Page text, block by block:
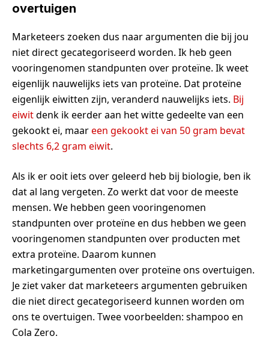
overtuigen
Marketeers zoeken dus naar argumenten die bij jou
niet direct gecategoriseerd worden. Ik heb geen
vooringenomen standpunten over proteïne. Ik weet
eigenlijk nauwelijks iets van proteïne. Dat proteïne
eigenlijk eiwitten zijn, veranderd nauwelijks iets. Bij
eiwitdenk ik eerder aan het witte gedeelte van een
gekookt ei, maareen gekookt ei van 50 gram bevat
slechts 6,2 gram eiwit.
Als ik er ooit iets over geleerd heb bij biologie, ben ik
dat al lang vergeten. Zo werkt dat voor de meeste
mensen. We hebben geen vooringenomen
standpunten over proteïne en dus hebben we geen
vooringenomen standpunten over producten met
extra proteïne. Daarom kunnen
marketingargumenten over proteïne ons overtuigen.
Je ziet vaker dat marketeers argumenten gebruiken
die niet direct gecategoriseerd kunnen worden om
ons te overtuigen. Twee voorbeelden: shampoo en
Cola Zero.